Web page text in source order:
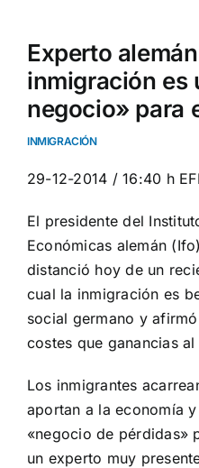
Experto
inmigración es
negocio» para
INMIGRACIÓN
29-12-2014 / 16:40 h
El presidente del
Económicas alemán
distanció hoy de un
cual la inmigración es
social germano y
costes que ganancias al
Los inmigrantes
aportan a la economía
«negocio de pérdidas»
un experto muy